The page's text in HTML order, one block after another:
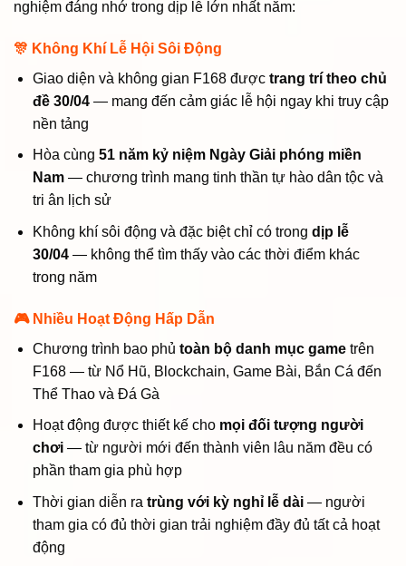
nghiệm đáng nhớ trong dịp lễ lớn nhất năm:
🎊 Không Khí Lễ Hội Sôi Động
Giao diện và không gian F168 được trang trí theo chủ
đề 30/04— mang đến cảm giác lễ hội ngay khi truy cập
nền tảng
Hòa cùng 51 năm kỷ niệm Ngày Giải phóng miền
Nam— chương trình mang tinh thần tự hào dân tộc và
tri ân lịch sử
Không khí sôi động và đặc biệt chỉ có trong dịp lễ
30/04— không thể tìm thấy vào các thời điểm khác
trong năm
🎮 Nhiều Hoạt Động Hấp Dẫn
Chương trình bao phủ toàn bộ danh mục gametrên
F168 — từ Nổ Hũ, Blockchain, Game Bài, Bắn Cá đến
Thể Thao và Đá Gà
Hoạt động được thiết kế cho mọi đối tượng người
chơi— từ người mới đến thành viên lâu năm đều có
phần tham gia phù hợp
Thời gian diễn ra trùng với kỳ nghỉ lễ dài— người
tham gia có đủ thời gian trải nghiệm đầy đủ tất cả hoạt
động